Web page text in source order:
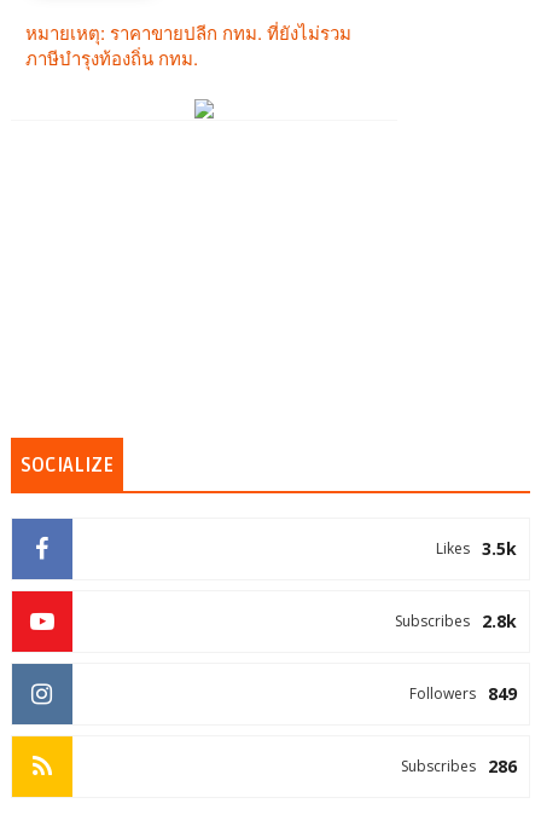
SOCIALIZE
3.5k
Likes
2.8k
Subscribes
849
Followers
286
Subscribes